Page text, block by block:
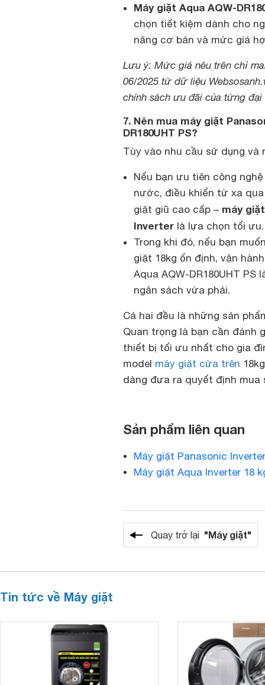
Máy giặt Aqua AQW-
chọn tiết kiệm dành cho
năng cơ bản và mức giá
Lưu ý: Mức giá nêu trên chỉ
06/2025 từ dữ liệu
chính sách ưu đãi của từng đại
7. Nên mua máy giặt
DR180UHT PS?
Tùy vào nhu cầu sử dụng và
Nếu bạn ưu tiên công
nước, điều khiển từ xa
giặt giũ cao cấp – máy
Inverter là lựa chọn tối ưu.
Trong khi đó, nếu bạn
giặt 18kg ổn định, vận
Aqua AQW-DR180UHT
ngân sách vừa phải.
Cả hai đều là những sản
Quan trọng là bạn cần đánh
thiết bị tối ưu nhất cho gia
model máy giặt cửa trên
dàng đưa ra quyết định mua
Sản phẩm liên quan
Máy giặt Panasonic
Máy giặt Aqua Inverter 18
Quay trở lại "Máy giặt"
Tin tức về Máy giặt